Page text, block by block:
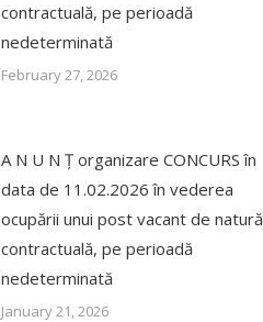
contractuală, pe perioadă
nedeterminată
February 27, 2026
A N U N Ț organizare CONCURS în
data de 11.02.2026 în vederea
ocupării unui post vacant de natură
contractuală, pe perioadă
nedeterminată
January 21, 2026